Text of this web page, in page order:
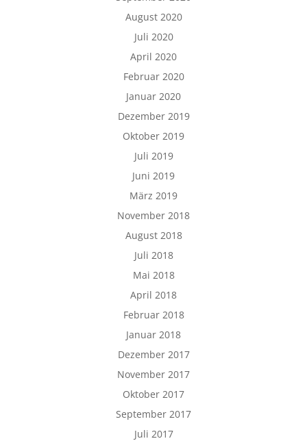
August 2020
Juli 2020
April 2020
Februar 2020
Januar 2020
Dezember 2019
Oktober 2019
Juli 2019
Juni 2019
März 2019
November 2018
August 2018
Juli 2018
Mai 2018
April 2018
Februar 2018
Januar 2018
Dezember 2017
November 2017
Oktober 2017
September 2017
Juli 2017